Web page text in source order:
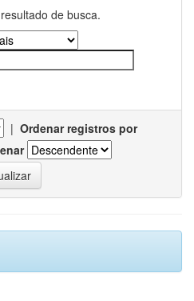
de busca.
| Ordenar registros por